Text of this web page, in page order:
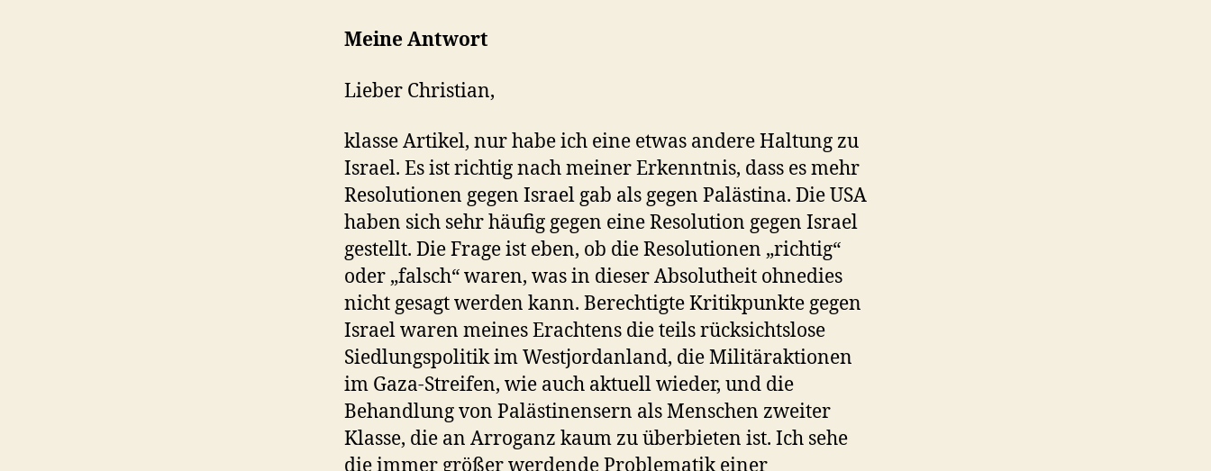
Meine Antwort
Lieber Christian,
klasse Artikel, nur habe ich eine etwas andere Haltung zu
Israel. Es ist richtig nach meiner Erkenntnis, dass es mehr
Resolutionen gegen Israel gab als gegen Palästina. Die USA
haben sich sehr häufig gegen eine Resolution gegen Israel
gestellt. Die Frage ist eben, ob die Resolutionen „richtig“
oder „falsch“ waren, was in dieser Absolutheit ohnedies
nicht gesagt werden kann. Berechtigte Kritikpunkte gegen
Israel waren meines Erachtens die teils rücksichtslose
Siedlungspolitik im Westjordanland, die Militäraktionen
im Gaza-Streifen, wie auch aktuell wieder, und die
Behandlung von Palästinensern als Menschen zweiter
Klasse, die an Arroganz kaum zu überbieten ist. Ich sehe
die immer größer werdende Problematik einer